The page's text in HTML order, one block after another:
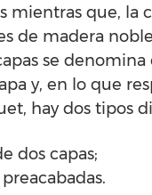
mientras que, la
de madera
se denomina
y, en lo que
hay dos tipos
dos capas;